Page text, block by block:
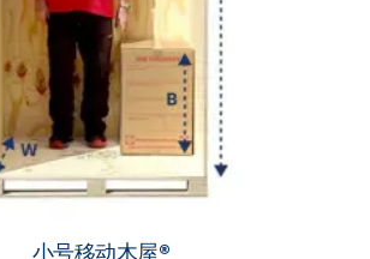
小号移动木屋®